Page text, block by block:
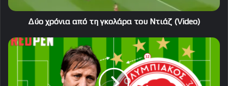
Δύο χρόνια από τη γκολάρα του Ντιάζ (Video)
Η
του